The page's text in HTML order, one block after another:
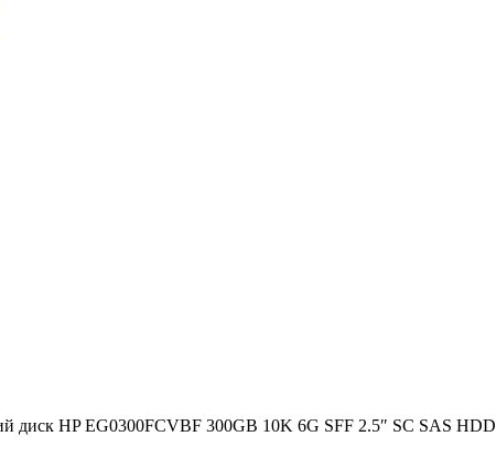
диск HP EG0300FCVBF 300GB 10K 6G SFF 2.5″ SC SAS HDD